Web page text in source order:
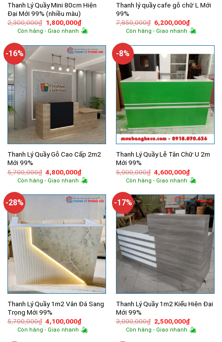
Thanh Lý Quầy Mini 80cm Hiện
Đại Mới 99% (nhiều màu)
2,300,000₫ Giá
gốc
là:
1,800,000₫Giá
hiện
tại
1,800,000₫.
Còn hàng - Giao nhanh
Thanh lý quầy cafe gỗ chữ L Mới
99%
7,850,000₫ Giá
gốc
là:
6,200,000₫Giá
hiện
tại
Còn hàng - Giao nhanh
-16%
Thanh Lý Quầy Gỗ Cao Cấp 2m2
Mới 99%
5,700,000₫ Giá
gốc
là:
4,800,000₫Giá
hiện
tại
4,800,000₫.
Còn hàng - Giao nhanh
-8%
Thanh Lý Quầy Lễ Tân Chữ U 2m
Mới 99%
5,000,000₫ Giá
gốc
là:
4,600,000₫Giá
hiện
tại
Còn hàng - Giao nhanh
-28%
Thanh Lý Quầy 1m2 Vân Đá Sang
Trọng Mới 99%
5,700,000₫ Giá
gốc
là:
4,100,000₫Giá
hiện
tại
Còn hàng - Giao nhanh
-17%
Thanh Lý Quầy 1m2 Kiểu Hiện Đại
Mới 99%
3,000,000₫ Giá
gốc
là:
2,500,000₫Giá
hiện
tại
Còn hàng - Giao nhanh